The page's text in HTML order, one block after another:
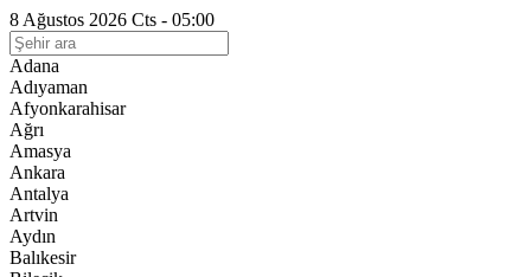
8 Ağustos 2026 Cts - 05:00
Adana
Adıyaman
Afyonkarahisar
Ağrı
Amasya
Ankara
Antalya
Artvin
Aydın
Balıkesir